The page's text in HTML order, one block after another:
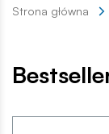
Strona główna